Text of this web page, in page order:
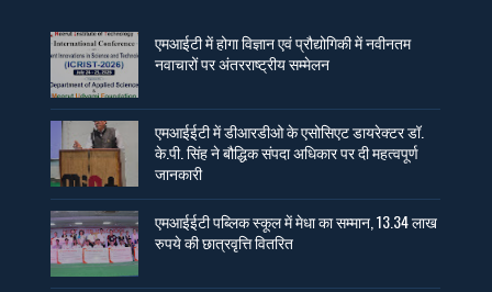
एमआईटी में होगा विज्ञान एवं प्रौद्योगिकी में नवीनतम
नवाचारों पर अंतरराष्ट्रीय सम्मेलन
एमआईईटी में डीआरडीओ के एसोसिएट डायरेक्टर डॉ.
के.पी. सिंह ने बौद्धिक संपदा अधिकार पर दी महत्वपूर्ण
जानकारी
एमआईईटी पब्लिक स्कूल में मेधा का सम्मान, 13.34 लाख
रुपये की छात्रवृत्ति वितरित